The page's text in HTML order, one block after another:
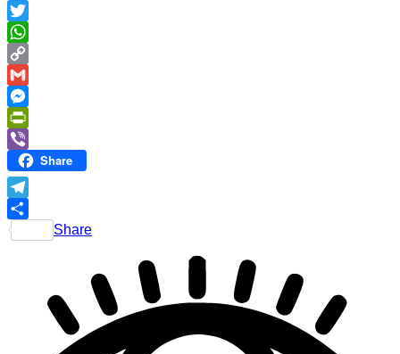
Facebook
Twitter
WhatsApp
Copy
Link
Gmail
Messenger
PrintFriendly
ViberShare
Telegram
Share